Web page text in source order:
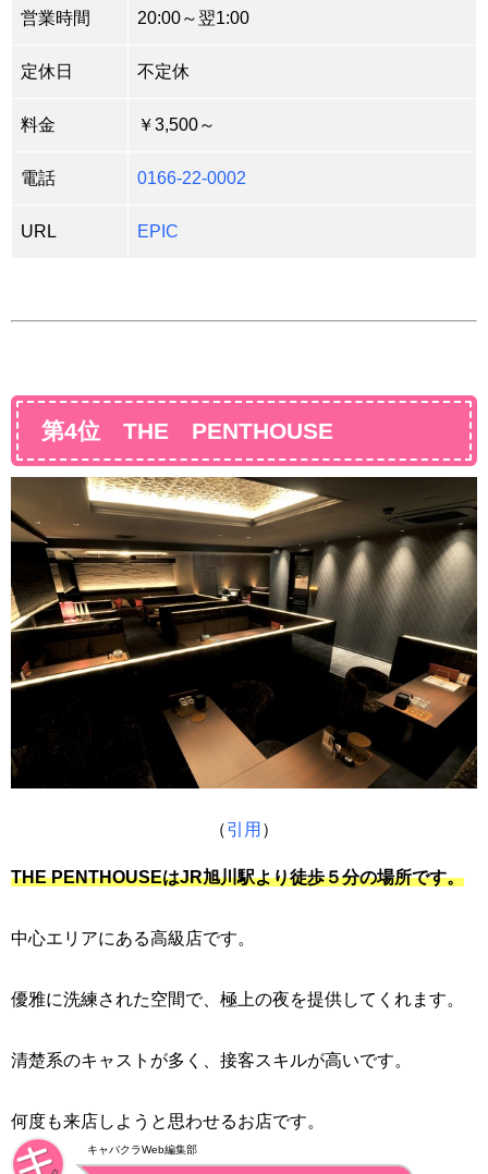
営業時間 20:00～翌1:00
定休日 不定休
料金 ￥3,500～
電話 0166-22-0002
URL EPIC
第4位 THE PENTHOUSE
（引用 ）
THE PENTHOUSEはJR旭川駅より徒歩５分の場所です。
中心エリアにある高級店です。
優雅に洗練された空間で、極上の夜を提供してくれます。
清楚系のキャストが多く、接客スキルが高いです。
何度も来店しようと思わせるお店です。
キャバクラWeb編集部